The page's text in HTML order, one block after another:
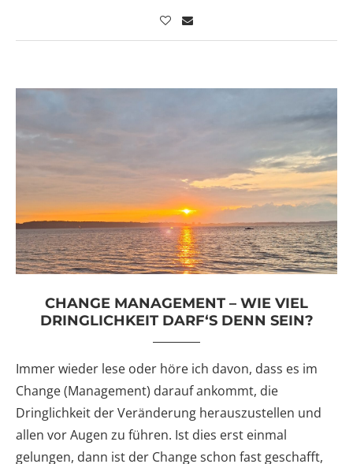
CHANGE MANAGEMENT – WIE VIEL
DRINGLICHKEIT DARF‘S DENN SEIN?
Immer wieder lese oder höre ich davon, dass es im
Change (Management) darauf ankommt, die
Dringlichkeit der Veränderung herauszustellen und
allen vor Augen zu führen. Ist dies erst einmal
gelungen, dann ist der Change schon fast geschafft,